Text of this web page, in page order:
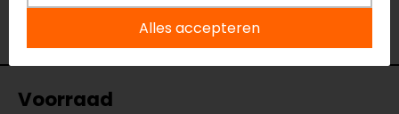
Kleur
N.v.t.
Yamaha
Voorraad
Alles accepteren